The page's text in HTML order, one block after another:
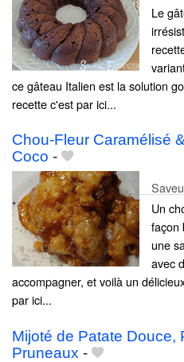
Le
ce gâteau Italien est la solution
recette c'est par ici...
Chou-Fleur Caramélisé
Coco -
Un
façon
une
avec
accompagner, et voilà un
par ici...
Mijoté de Patate Douce,
Pruneaux -